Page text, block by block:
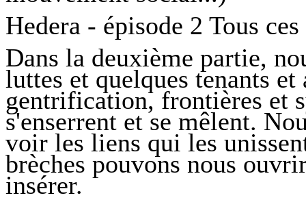
Hedera - épisode 2 Tous
Dans la deuxième partie,
luttes et quelques tenants
gentrification, frontières et
s'enserrent et se mêlent.
voir les liens qui les
brèches pouvons nous
insérer.